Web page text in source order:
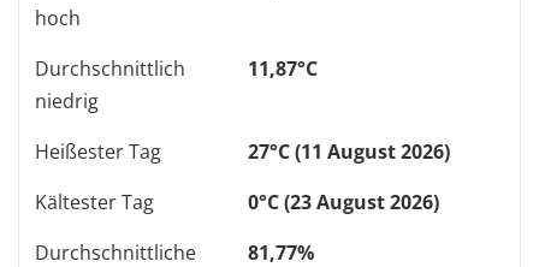
hoch
Durchschnittlich
niedrig
11,87°C
Heißester Tag
27°C (11 August 2026)
Kältester Tag
0°C (23 August 2026)
Durchschnittliche
81,77%